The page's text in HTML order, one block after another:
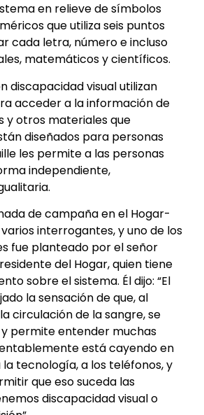
en relieve de símbolos
que utiliza seis puntos
cada letra, número e incluso
matemáticos y científicos.
discapacidad visual utilizan
acceder a la información de
y otros materiales que
diseñados para personas
les permite a las personas
independiente,
de campaña en el Hogar-
varios interrogantes, y uno de los
fue planteado por el señor
del Hogar, quien tiene
sobre el sistema. Él dijo: “El
la sensación de que, al
circulación de la sangre, se
permite entender muchas
está cayendo en
la tecnología, a los teléfonos, y
que eso suceda las
discapacidad visual o